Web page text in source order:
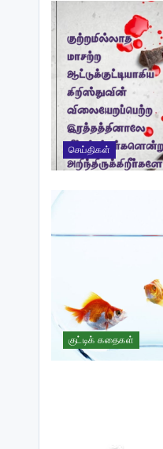
வன்முறை….
நான் ஒரு
செய்திகள்
குட்டிக் கதைகள்